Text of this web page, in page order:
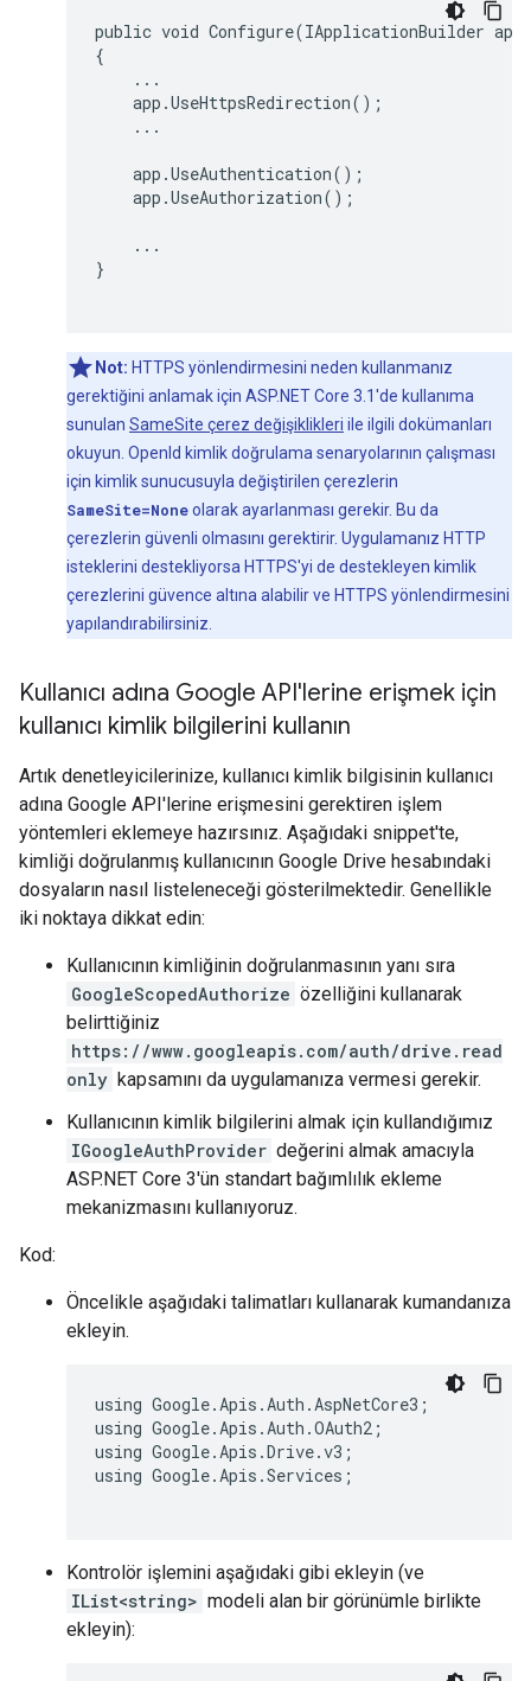
public void Configure(IApplicationBuilder app,
{
    ...
    app.UseHttpsRedirection();
    ...
    app.UseAuthentication();
    app.UseAuthorization();
    ...
}
Not: HTTPS yönlendirmesini neden kullanmanız
gerektiğini anlamak için ASP.NET Core 3.1'de kullanıma
sunulan SameSite çerez değişiklikleri ile ilgili dokümanları
okuyun. OpenId kimlik doğrulama senaryolarının çalışması
için kimlik sunucusuyla değiştirilen çerezlerin
SameSite=Noneolarak ayarlanması gerekir. Bu da
çerezlerin güvenli olmasını gerektirir. Uygulamanız HTTP
isteklerini destekliyorsa HTTPS'yi de destekleyen kimlik
çerezlerini güvence altına alabilir ve HTTPS yönlendirmesini
yapılandırabilirsiniz.
Kullanıcı adına Google API'lerine erişmek için
kullanıcı kimlik bilgilerini kullanın
Artık denetleyicilerinize, kullanıcı kimlik bilgisinin kullanıcı
adına Google API'lerine erişmesini gerektiren işlem
yöntemleri eklemeye hazırsınız. Aşağıdaki snippet'te,
kimliği doğrulanmış kullanıcının Google Drive hesabındaki
dosyaların nasıl listeleneceği gösterilmektedir. Genellikle
iki noktaya dikkat edin:
Kullanıcının kimliğinin doğrulanmasının yanı sıra
GoogleScopedAuthorize özelliğini kullanarak
belirttiğiniz
https://www.googleapis.com/auth/drive.read
only kapsamını da uygulamanıza vermesi gerekir.
Kullanıcının kimlik bilgilerini almak için kullandığımız
IGoogleAuthProvider değerini almak amacıyla
ASP.NET Core 3'ün standart bağımlılık ekleme
mekanizmasını kullanıyoruz.
Kod:
Öncelikle aşağıdaki talimatları kullanarak kumandanıza
ekleyin.
using Google.Apis.Auth.AspNetCore3;
using Google.Apis.Auth.OAuth2;
using Google.Apis.Drive.v3;
using Google.Apis.Services;
Kontrolör işlemini aşağıdaki gibi ekleyin (ve
IList<string> modeli alan bir görünümle birlikte
ekleyin):